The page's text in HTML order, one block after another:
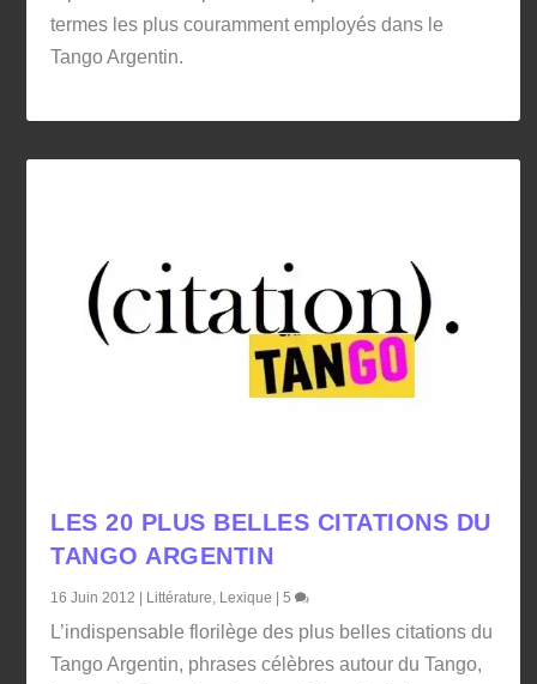
termes les plus couramment employés dans le
Tango Argentin.
LES 20 PLUS BELLES CITATIONS DU
TANGO ARGENTIN
16 Juin 2012 Littérature, Lexique |5
L’indispensable florilège des plus belles citations du
Tango Argentin, phrases célèbres autour du Tango,